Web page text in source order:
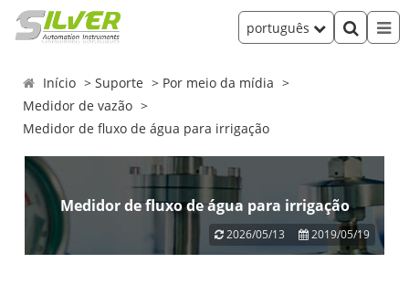
português
Início Suporte
Por meio da mídia
Medidor de vazão
Medidor de fluxo de água para irrigação
Medidor de fluxo de água para irrigação
2026/05/13 2019/05/19